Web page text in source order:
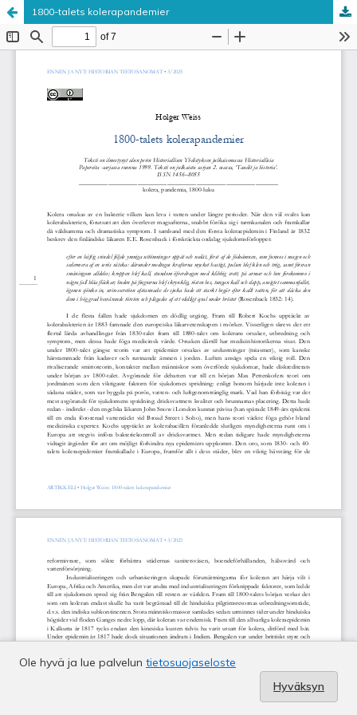
1800-talets kolerapandemier
Ole hyvä ja lue palvelun tietosuojaseloste
Hyväksyn
Palvelua ylläpitääTieteellisten seurain valtuuskunta